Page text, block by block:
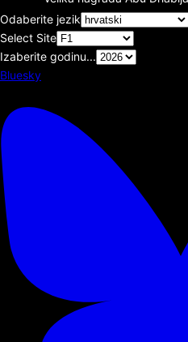
Odaberite jezik
Select Site
Izaberite godinu...
Bluesky